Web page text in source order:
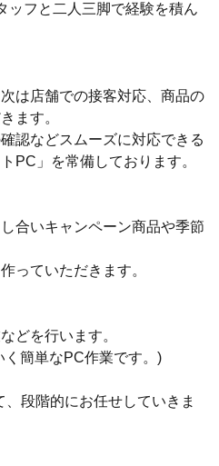
ッフと二人三脚で経験を積ん
は店舗での接客対応、商品の
ます。
認などスムーズに対応できる
PC」を常備しております。
合いキャンペーン商品や季節
っていただきます。
どを行います。
く簡単なPC作業です。)
段階的にお任せしていきま